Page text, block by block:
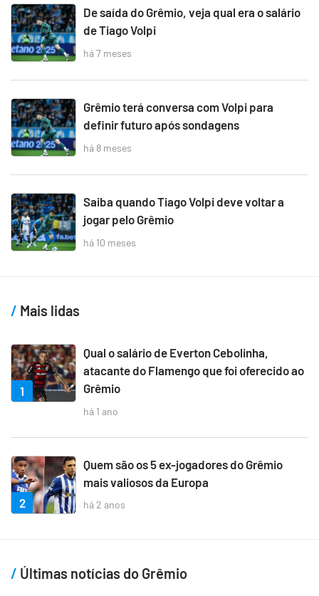
De saída do Grêmio, veja qual era o salário
de Tiago Volpi
há 7 meses
Grêmio terá conversa com Volpi para
definir futuro após sondagens
há 8 meses
Saiba quando Tiago Volpi deve voltar a
jogar pelo Grêmio
há 10 meses
Mais lidas
1
Qual o salário de Everton Cebolinha,
atacante do Flamengo que foi oferecido ao
Grêmio
há 1 ano
2
Quem são os 5 ex-jogadores do Grêmio
mais valiosos da Europa
há 2 anos
Últimas notícias do Grêmio